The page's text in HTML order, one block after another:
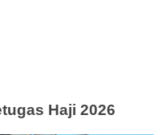
Haji 2026